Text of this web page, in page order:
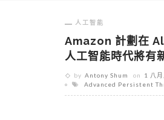
人工智能
Amazon 計劃在
人工智能時代將有
by Antony Shum on 1 八
Advanced Persistent